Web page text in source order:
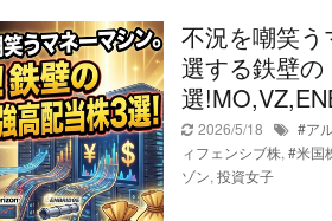
不況を嘲笑
選する鉄壁
選
2026/5/18 #ア
ィフェンシブ株, #米国
ゾン, 投資女子